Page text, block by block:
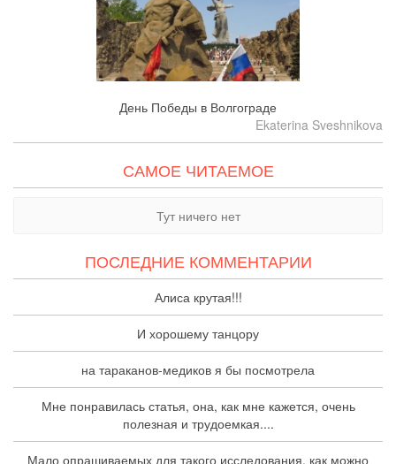
День Победы в Волгограде
Ekaterina Sveshnikova
САМОЕ ЧИТАЕМОЕ
Тут ничего нет
ПОСЛЕДНИЕ КОММЕНТАРИИ
Алиса крутая!!!
И хорошему танцору
на тараканов-медиков я бы посмотрела
Мне понравилась статья, она, как мне кажется, очень
полезная и трудоемкая....
Мало опрашиваемых для такого исследования, как можно